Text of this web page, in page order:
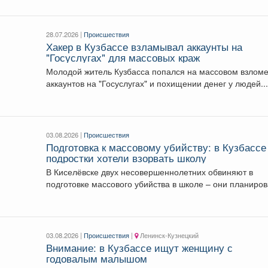
28.07.2026 |Происшествия
Хакер в Кузбассе взламывал аккаунты на
"Госуслугах" для массовых краж
Молодой житель Кузбасса попался на массовом
аккаунтов на "Госуслугах" и похищении денег у
03.08.2026 |Происшествия
Подготовка к массовому убийству: в Кузбассе
подростки хотели взорвать школу
В Киселёвске двух несовершеннолетних обвиняют в
подготовке массового убийства в школе – они
03.08.2026 |Происшествия | Ленинск-Кузнецкий
Внимание: в Кузбассе ищут женщину с
годовалым малышом